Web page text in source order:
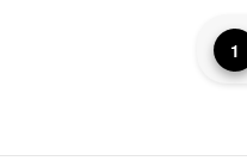
1